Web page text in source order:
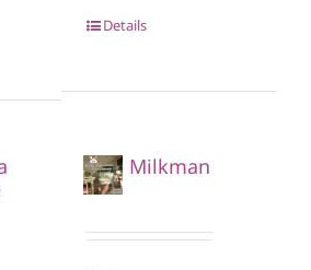
Details
Milkman